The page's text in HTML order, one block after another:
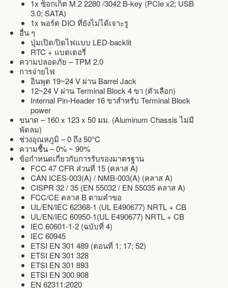
1x ซ็อกเก็ต M.2 2280 /3042 B-key (PCIe x2; USB
3.0; SATA)
1x พอร์ต DIO ที่ยังไม่ได้เจาะรู
อื่น ๆ
ปุ่มเปิด/ปิดไฟแบบ LED-backlit
RTC + แบตเตอรี่
ความปลอดภัย – TPM 2.0
การจ่ายไฟ
อินพุต 19~24 V ผ่าน Barrel Jack
12~24 V ผ่าน Terminal Block 4 ขา (ตัวเลือก)
Internal Pin-Header 16 ขาสำหรับ Terminal Block
power
ขนาด – 160 x 123 x 50 มม. (Aluminum Chassis ไม่มี
พัดลม)
ช่วงอุณหภูมิ – 0 ถึง 50°C
ความชื้น – 0% ~ 90%
ข้อกำหนดเกี่ยวกับการรับรองมาตรฐาน
FCC 47 CFR ส่วนที่ 15 (คลาส A)
CAN ICES-003(A) / NMB-003(A) (คลาส A)
CISPR 32 / 35 (EN 55032 / EN 55035 คลาส A)
FCC/CE คลาส B ตามคำขอ
UL/EN/IEC 62368-1 (UL E490677) NRTL + CB
UL/EN/IEC 60950-1(UL E490677) NRTL + CB
IEC 60601-1-2 (ฉบับที่ 4)
IEC 60945
ETSI EN 301 489 (ตอนที่ 1; 17; 52)
ETSI EN 301 328
ETSI EN 301 893
ETSI EN 300 908
EN 62311:2020